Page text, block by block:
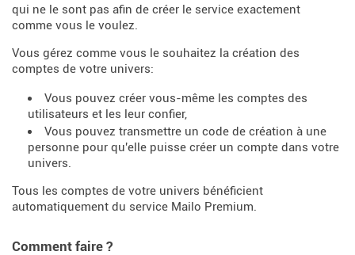
qui ne le sont pas afin de créer le service exactement
comme vous le voulez.
Vous gérez comme vous le souhaitez la création des
comptes de votre univers:
Vous pouvez créer vous-même les comptes des
utilisateurs et les leur confier,
Vous pouvez transmettre un code de création à une
personne pour qu'elle puisse créer un compte dans votre
univers.
Tous les comptes de votre univers bénéficient
automatiquement du service Mailo Premium.
Comment faire ?